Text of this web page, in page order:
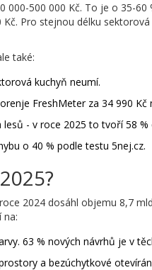
500 000 Kč. To je o 35-
Pro stejnou délku
také:
kuchyň neumí.
FreshMeter za 34 990
- v roce 2025 to tvoří 58 %
o 40 % podle testu 5nej.cz.
2024 dosáhl objemu 8,7
na:
63 % nových návrhů je v
a bezúchytkové